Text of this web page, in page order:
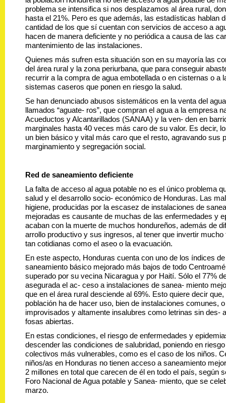
problema se intensifica si nos desplazamos al área rural,
hasta el 21%. Pero es que además, las estadísticas hablan
cantidad de los que sí cuentan con servicios de acceso a
hacen de manera deficiente y no periódica a causa de las
mantenimiento de las instalaciones.
Quienes más sufren esta situación son en su mayoría las
del área rural y la zona periurbana, que para conseguir
recurrir a la compra de agua embotellada o en cisternas o a
sistemas caseros que ponen en riesgo la salud.
Se han denunciado abusos sistemáticos en la venta del
llamados “aguate- ros”, que compran el agua a la empresa
Acueductos y Alcantarillados (SANAA) y la ven- den en
marginales hasta 40 veces más caro de su valor. Es decir,
un bien básico y vital más caro que el resto, agravando sus
marginamiento y segregación social.
Red de saneamiento deficiente
La falta de acceso al agua potable no es el único problema
salud y el desarrollo socio- económico de Honduras. Las
higiene, producidas por la escasez de instalaciones de
mejoradas es causante de muchas de las enfermedades y
acaban con la muerte de muchos hondureños, además de
arrollo productivo y sus ingresos, al tener que invertir mucho
tan cotidianas como el aseo o la evacuación.
En este aspecto, Honduras cuenta con uno de los índices
saneamiento básico mejorado más bajos de todo
superado por su vecina Nicaragua y por Haití. Sólo el 77%
asegurada el ac- ceso a instalaciones de sanea- miento
que en el área rural desciende al 69%. Esto quiere decir
población ha de hacer uso, bien de instalaciones comunes,
improvisados y altamente insalubres como letrinas sin des-
fosas abiertas.
En estas condiciones, el riesgo de enfermedades y
descender las condiciones de salubridad, poniendo en
colectivos más vulnerables, como es el caso de los niños.
niños/as en Honduras no tienen acceso a saneamiento
2 millones en total que carecen de él en todo el país, según
Foro Nacional de Agua potable y Sanea- miento, que se
marzo.